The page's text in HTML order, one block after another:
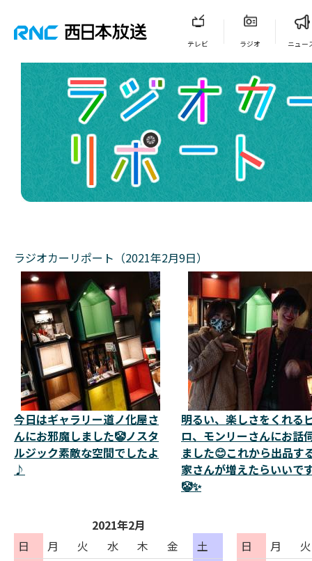
テレビ ラジオ ニュー
ラジオカーリポート（2021年2月9日）
今日はギャラリー道ノ化屋さ
んにお邪魔しました🤡ノスタ
ルジック素敵な空間でしたよ
♪
明るい、楽しさをくれる
ロ、モンリーさんにお話
ました😊これから出品す
家さんが増えたらいいで
🤡✨
2021年2月
日
月 火 水 木 金
土
日 月 火